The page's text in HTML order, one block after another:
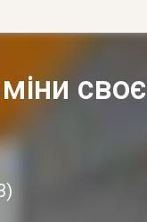
своє
)